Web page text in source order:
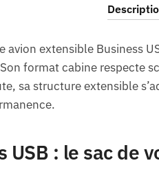
avion extensible Business
format cabine respecte
sa structure extensible
USB : le sac de